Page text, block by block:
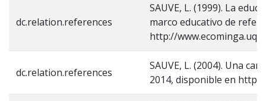
dc.relation.references
SAUVE, L. (1999). La
marco educativo de
http://
dc.relation.references
SAUVE, L. (2004). Una
2014, disponible en